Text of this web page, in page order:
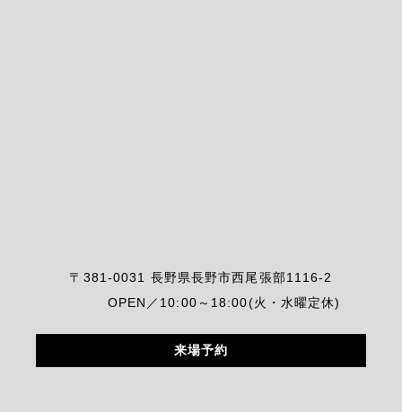
〒381-0031 長野県長野市西尾張部1116-2
OPEN／10:00～18:00(火・水曜定休)
来場予約